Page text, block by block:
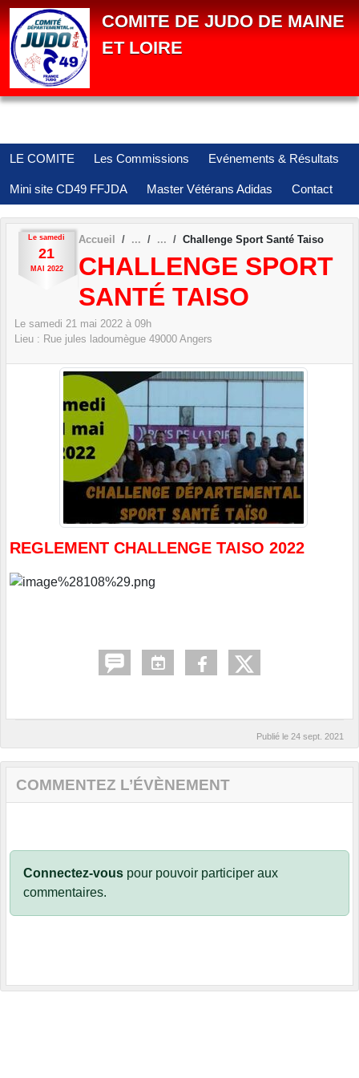
COMITE DE JUDO DE MAINE
ET LOIRE
LE COMITE Les Commissions Evénements & Résultats
Mini site CD49 FFJDA Master Vétérans Adidas Contact
Le samedi
21
MAI 2022
Accueil Challenge Sport Santé Taiso
CHALLENGE SPORT
SANTÉ TAISO
Le samedi 21 mai 2022 à 09h
Lieu : Rue jules ladoumègue 49000 Angers
REGLEMENT CHALLENGE TAISO 2022
Publié le 24 sept. 2021
COMMENTEZ L’ÉVÈNEMENT
Connectez-vous pour pouvoir participer aux
commentaires.
Panneau de gestion des cookies